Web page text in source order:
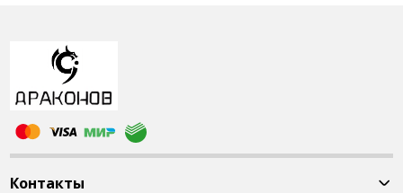
Контакты